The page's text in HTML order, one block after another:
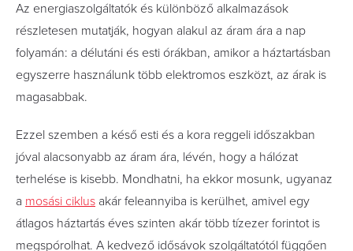
Az energiaszolgáltatók és különböző alkalmazások
részletesen mutatják, hogyan alakul az áram ára a nap
folyamán: a délutáni és esti órákban, amikor a háztartásban
egyszerre használunk több elektromos eszközt, az árak is
magasabbak.
Ezzel szemben a késő esti és a kora reggeli időszakban
jóval alacsonyabb az áram ára, lévén, hogy a hálózat
terhelése is kisebb. Mondhatni, ha ekkor mosunk, ugyanaz
a mosási ciklus akár feleannyiba is kerülhet, amivel egy
átlagos háztartás éves szinten akár több tízezer forintot is
megspórolhat. A kedvező idősávok szolgáltatótól függően